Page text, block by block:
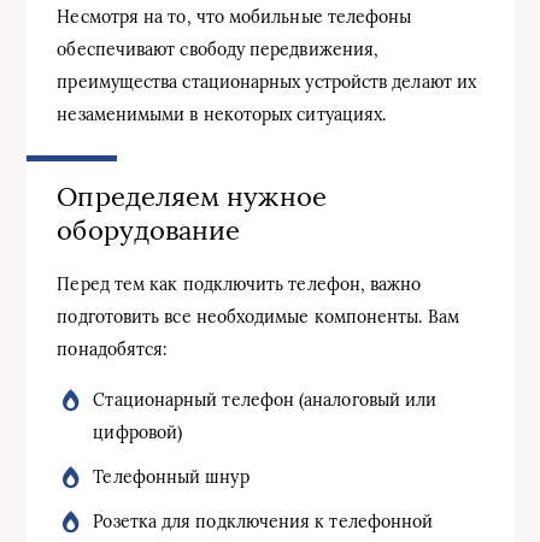
Несмотря на то, что мобильные телефоны
обеспечивают свободу передвижения,
преимущества стационарных устройств делают их
незаменимыми в некоторых ситуациях.
Определяем нужное
оборудование
Перед тем как подключить телефон, важно
подготовить все необходимые компоненты. Вам
понадобятся:
Стационарный телефон (аналоговый или
цифровой)
Телефонный шнур
Розетка для подключения к телефонной